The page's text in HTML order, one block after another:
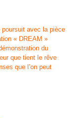
poursuit avec la pièce
« DREAM »
du
que tient le rêve
que l’on peut